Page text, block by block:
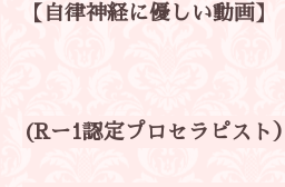
【自律神経に優しい動画】
(Rー1認定プロセラピスト）